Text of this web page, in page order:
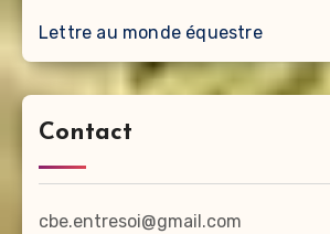
Lettre au monde équestre
Contact
cbe.entresoi@gmail.com